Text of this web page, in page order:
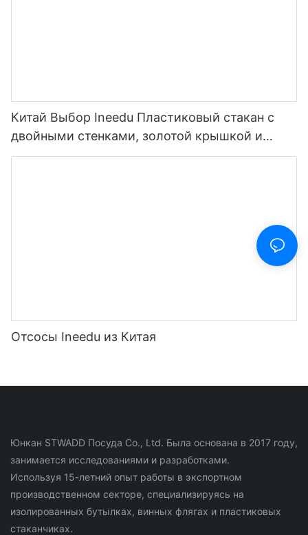
Китай Выбор Ineedu Пластиковый стакан с
двойными стенками, золотой крышкой и
соломой Think Fabulous Be Fabulous
Отсосы Ineedu из Китая
Юнкан STWADD Посуда Co., Ltd. Была основана в 2017 году,
занимается исследованиями и разработками.
Используя 15-летний опыт работы в экспортном
производственном секторе, специализируясь на
изолированных бутылках, винных флягах и пластиковых
стаканчиках.